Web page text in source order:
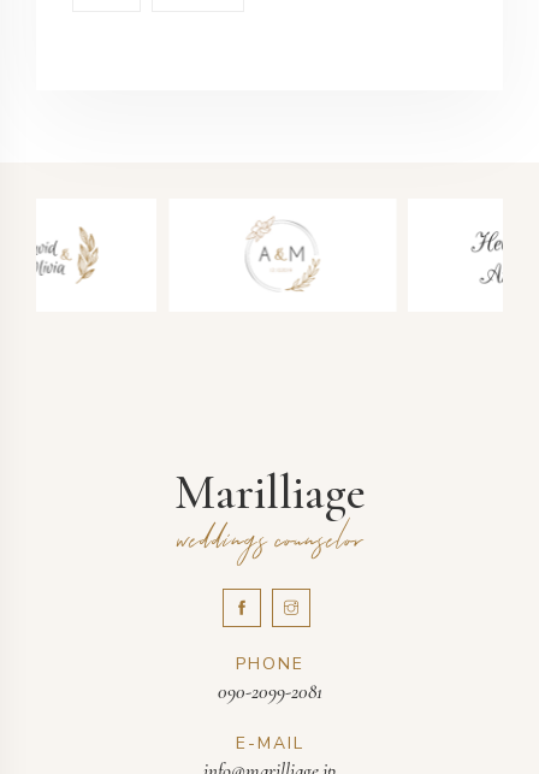
Marilliage
weddings counselor
PHONE
090-2099-2081
E-MAIL